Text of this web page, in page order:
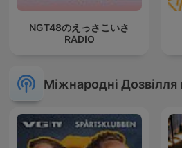
NGT48のえっさこいさ
RADIO
Міжнародні Дозвілля